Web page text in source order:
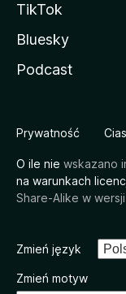
TikTok
Bluesky
Podcast
Prywatność
O ile nie wskazano
na warunkach
Share-Alike w
Zmień język
Zmień motyw